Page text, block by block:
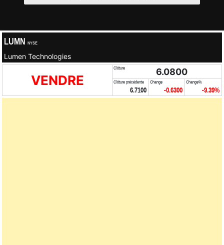
LUMN NYSE
Lumen Technologies
VENDRE
Clôture 6.0800
Clôture précédente
6.7100
Change
-0.6300
Change%
-9.39%